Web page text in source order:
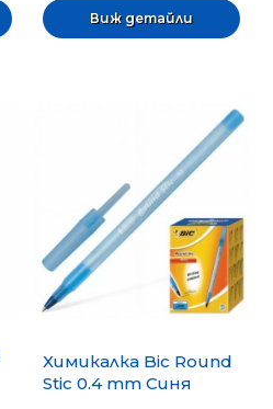
Виж детайли
Химикалка Bic Round
Stic 0.4 mm Синя